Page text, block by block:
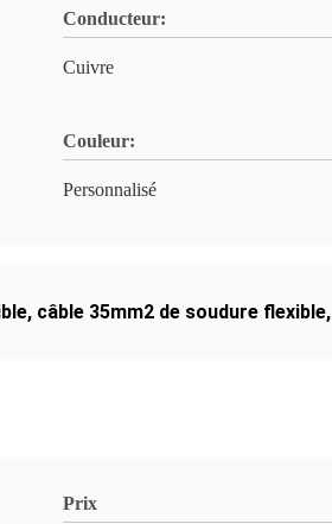
Conducteur:
Cuivre
Couleur:
Personnalisé
, câble 35mm2 de soudure flexible,
Prix